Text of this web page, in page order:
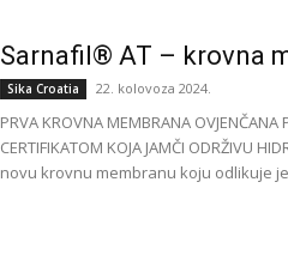
Sarnafil® AT – krovna
Sika Croatia 22. kolovoza 2024.
PRVA KROVNA MEMBRANA OVJENČANA
CERTIFIKATOM KOJA JAMČI ODRŽIVU
novu krovnu membranu koju odlikuje